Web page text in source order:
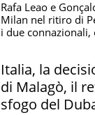
esame
Rafa Leao e
Milan nel ritiro di
i due
Italia, la
di Malagò, il
sfogo del